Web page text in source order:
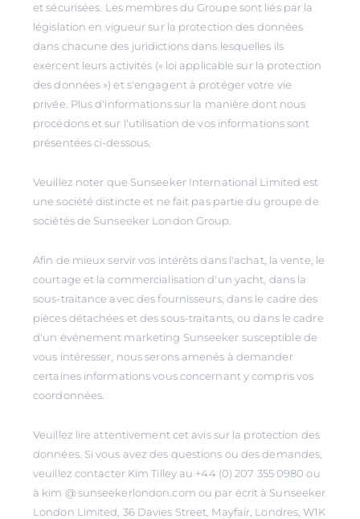
et sécurisées. Les membres du Groupe sont liés par la
législation en vigueur sur la protection des données
dans chacune des juridictions dans lesquelles ils
exercent leurs activités (« loi applicable sur la protection
des données ») et s'engagent à protéger votre vie
privée. Plus d'informations sur la manière dont nous
procédons et sur l'utilisation de vos informations sont
présentées ci-dessous.
Veuillez noter que Sunseeker International Limited est
une société distincte et ne fait pas partie du groupe de
sociétés de Sunseeker London Group.
Afin de mieux servir vos intérêts dans l'achat, la vente, le
courtage et la commercialisation d'un yacht, dans la
sous-traitance avec des fournisseurs, dans le cadre des
pièces détachées et des sous-traitants, ou dans le cadre
d'un événement marketing Sunseeker susceptible de
vous intéresser, nous serons amenés à demander
certaines informations vous concernant y compris vos
coordonnées.
Veuillez lire attentivement cet avis sur la protection des
données. Si vous avez des questions ou des demandes,
veuillez contacter Kim Tilley au +44 (0) 207 355 0980 ou
à kim @ sunseekerlondon.com ou par écrit à Sunseeker
London Limited, 36 Davies Street, Mayfair, Londres, W1K